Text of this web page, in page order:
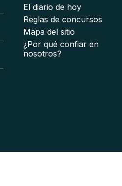
El diario de hoy
Reglas de concursos
Mapa del sitio
¿Por qué confiar en
nosotros?